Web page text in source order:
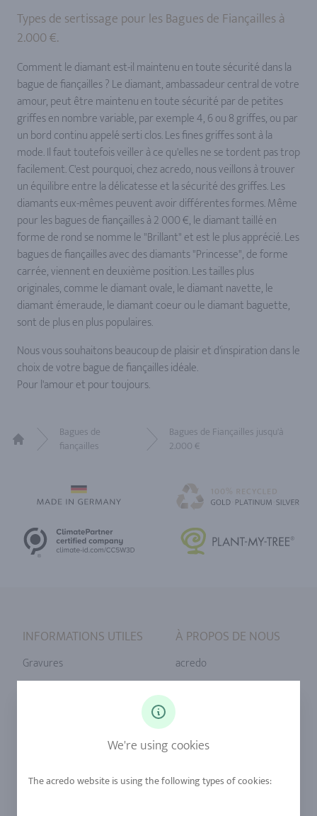
Types de sertissage pour les Bagues de Fiançailles à
2.000 €.
Comment le diamant est-il maintenu en toute sécurité dans la
bague de fiançailles ? Le diamant, ambassadeur central de votre
amour, peut être maintenu en toute sécurité par de petites
griffes en nombre variable, par exemple 4, 6 ou 8 griffes, ou par
un bord continu appelé serti clos. Les fines griffes sont à la
mode. Il faut toutefois veiller à ce qu'elles ne se tordent pas trop
facilement. C'est pourquoi, chez acredo, nous veillons à trouver
un équilibre entre la délicatesse et la sécurité des griffes. Les
diamants eux-mêmes peuvent avoir différentes formes. Même
pour les bagues de fiançailles à 2 000 €, le diamant taillé en
forme de rond se nomme le "Brillant" et est le plus apprécié. Les
bagues de fiançailles avec des diamants "Princesse", de forme
carrée, viennent en deuxième position. Les tailles plus
originales, comme le diamant ovale, le diamant navette, le
diamant émeraude, le diamant coeur ou le diamant baguette,
sont de plus en plus populaires.
Nous vous souhaitons beaucoup de plaisir et d'inspiration dans le
choix de votre bague de fiançailles idéale.
Pour l'amour et pour toujours.
Bagues de
fiançailles
Bagues de Fiançailles jusqu'à
2.000 €
INFORMATIONS UTILES
Gravures
Urban Mining
À PROPOS DE NOUS
acredo
Notre qualité
Boutique +32 (2) 358 61 07
We're using cookies